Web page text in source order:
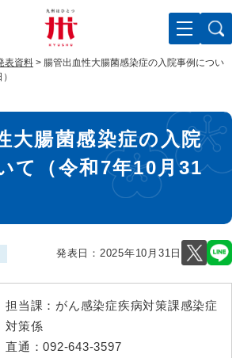
表資料 > 腸管出血性大腸菌感染症の入院事例につい
大腸菌感染症の入院
て（令和7年10月31
発表日： 2025年10月31日
担当課： がん感染症疾病対策課感染症
対策係
直通：092-643-3597